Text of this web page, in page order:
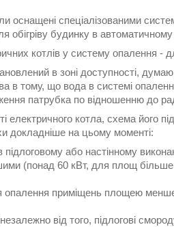
оснащені спеціалізованими
обігріву будинку в
котлів у систему опалення -
в зоні доступності,
в тому, що вода в системі
патрубка по відношенню до
електричного котла, схема його
докладніше на цьому моменті:
або настінному
(понад 60 кВт, для площ
опалення приміщень площею
від того, підлогові